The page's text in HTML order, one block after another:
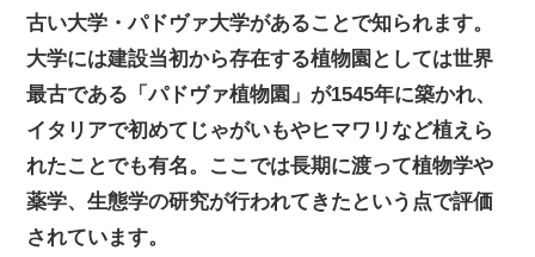
古い大学・パドヴァ大学があることで知られます。
大学には建設当初から存在する植物園としては世界
最古である「パドヴァ植物園」が1545年に築かれ、
イタリアで初めてじゃがいもやヒマワリなど植えら
れたことでも有名。ここでは長期に渡って植物学や
薬学、生態学の研究が行われてきたという点で評価
されています。